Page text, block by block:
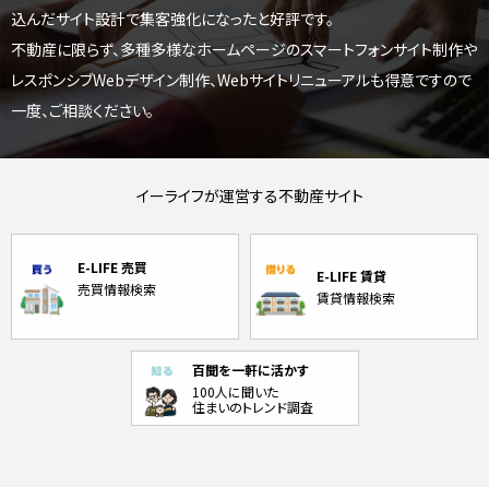
込んだサイト設計で集客強化になったと好評です。
不動産に限らず、多種多様なホームページのスマートフォンサイト制作や
レスポンシブWebデザイン制作、Webサイトリニューアルも得意ですので
一度、ご相談ください。
イーライフが運営する不動産サイト
E-LIFE 売買
売買情報検索
E-LIFE 賃貸
賃貸情報検索
百聞を一軒に活かす
100人に聞いた
住まいのトレンド調査